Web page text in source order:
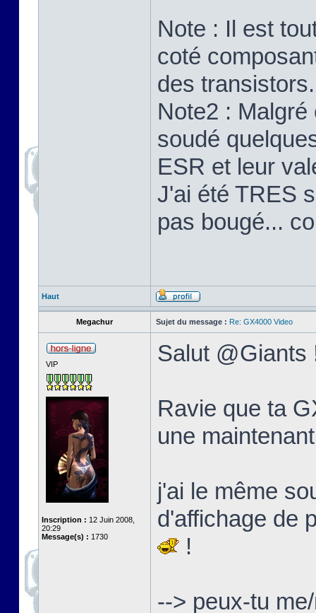
Note : Il est
coté
des transistors.
Note2 :
soudé
ESR et leur
J'ai été TRES
pas bougé...
Haut
Megachur Sujet du message : Re: GX4000 Video
VIP
Inscription : 12 Juin 2008,
20:29
Message(s) : 1730
Salut @Giants
Ravie que ta
une
j'ai le même
d'affichage de
!
--> peux-tu